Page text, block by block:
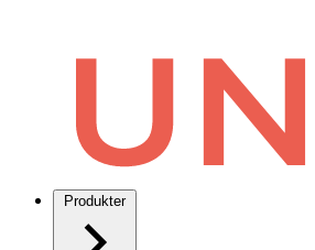
Produkter